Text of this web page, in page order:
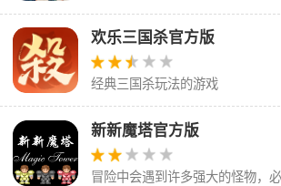
欢乐三国杀官方版
经典三国杀玩法的游戏
新新魔塔官方版
冒险中会遇到许多强大的怪物，